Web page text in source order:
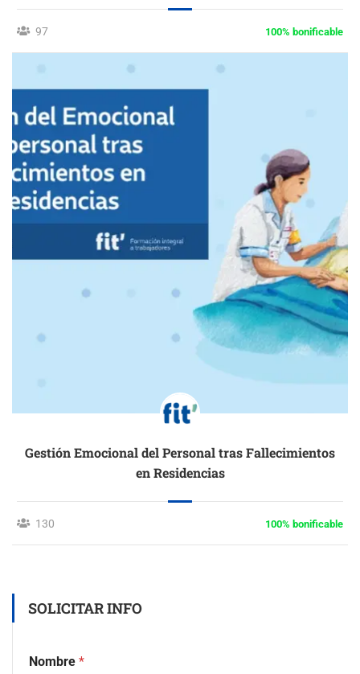
97 100% bonificable
Gestión Emocional del Personal tras Fallecimientos
en Residencias
130 100% bonificable
SOLICITAR INFO
Nombre *